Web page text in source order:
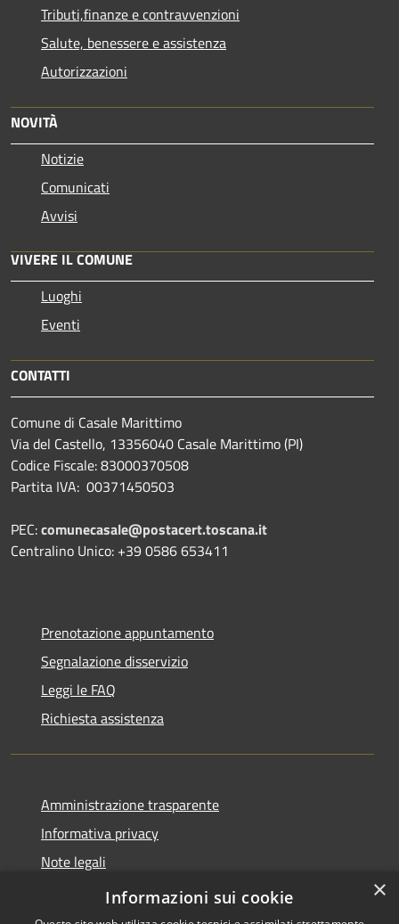
Tributi,finanze e contravvenzioni
Salute, benessere e assistenza
Autorizzazioni
NOVITÀ
Notizie
Comunicati
Avvisi
VIVERE IL COMUNE
Luoghi
Eventi
CONTATTI
Comune di Casale Marittimo
Via del Castello, 13356040 Casale Marittimo (PI)
Codice Fiscale: 83000370508
Partita IVA: 00371450503
PEC:comunecasale@postacert.toscana.it
Centralino Unico: +39 0586 653411
Prenotazione appuntamento
Segnalazione disservizio
Leggi le FAQ
Richiesta assistenza
Amministrazione trasparente
Informativa privacy
Note legali
Dichiarazione di accessibilità
×
Informazioni sui cookie